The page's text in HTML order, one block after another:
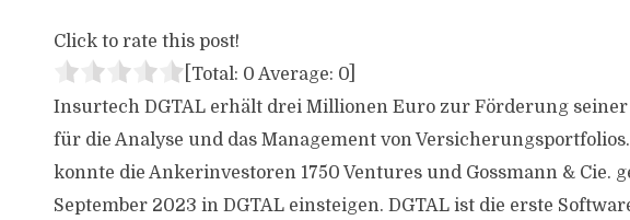
Click to rate this post!
[Total: 0 Average: 0
Insurtech DGTAL erhält drei Millionen Euro zur Förderung
für die Analyse und das Management von
konnte die Ankerinvestoren 1750 Ventures und Gossmann & Cie.
September 2023 in DGTAL einsteigen. DGTAL ist die erste